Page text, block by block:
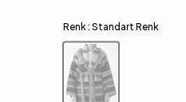
Renk : Standart Renk